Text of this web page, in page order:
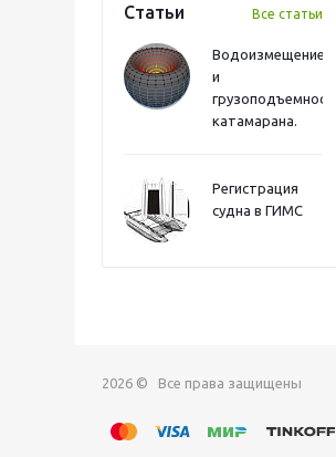
Статьи Все статьи
Водоизмещение
и
грузоподъемность
катамарана.
Регистрация
судна в ГИМС
2026 © Все права защищены